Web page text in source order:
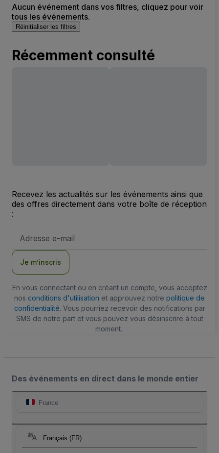
Aucun événement dans vos filtres, cliquez pour voir
tous les événements.
Réinitialiser les filtres
Récemment consulté
Recevez les actualités sur les événements ainsi que
des offres directement dans votre boîte de réception
:
e-
Je m’inscris
En vous connectant ou en créant un compte, vous acceptez
nos conditions d'utilisation et approuvez notre politique de
confidentialité. Vous pourriez recevoir des notifications par
SMS de notre part et vous pouvez vous désinscrire à tout
moment.
Des événements en direct dans le monde entier
France
Français (FR)